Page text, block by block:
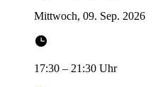
Mittwoch, 09. Sep. 2026
17:30 – 21:30 Uhr